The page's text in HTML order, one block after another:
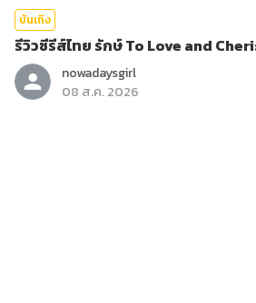
บันเทิง
รีวิวซีรีส์ไทย รักษ์ To Love and
nowadaysgirl
08 ส.ค. 2026